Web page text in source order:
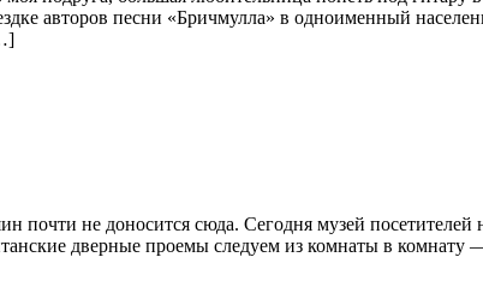
авторов песни «Бричмулла» в одноименный
не доносится сюда. Сегодня музей
дверные проемы следуем из комнаты в комнату